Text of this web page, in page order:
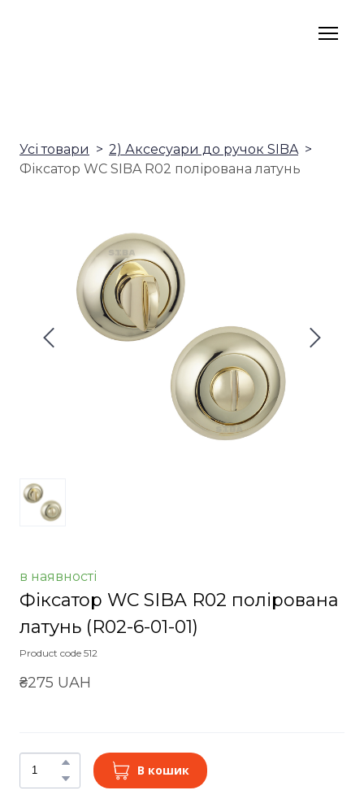
Усі товари
2) Аксесуари до ручок SIBA
Фіксатор WC SIBA R02 полірована латунь
в наявності
Фіксатор WC SIBA R02 полірована
латунь (R02-6-01-01)
Product code 512
₴275 UAH
В кошик